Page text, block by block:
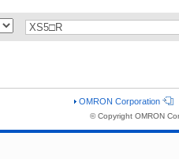
OMRON Corporation
© Copyright OMRON